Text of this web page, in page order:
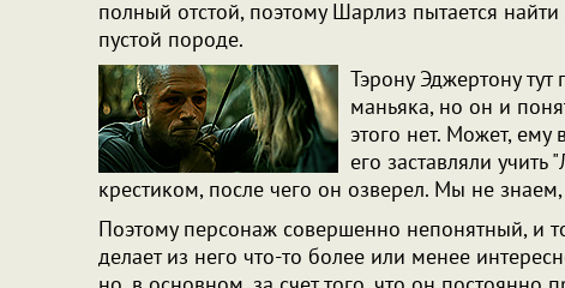
полный отстой, поэтому Шарлиз пытается
пустой породе.
Тэрону Эджертону
маньяка, но он и
этого нет. Может, ему
его заставляли
крестиком, после чего он озверел. Мы не
Поэтому персонаж совершенно непонятный, и
делает из него что-то более или менее